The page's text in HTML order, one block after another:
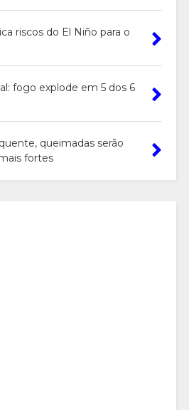
riscos do El Niño para o
fogo explode em 5 dos 6
queimadas serão
fortes